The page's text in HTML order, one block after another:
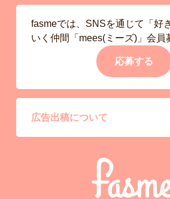
fasmeでは、SNSを通じて「好
いく仲間「mees(ミーズ)」会員
応募する
広告出稿について